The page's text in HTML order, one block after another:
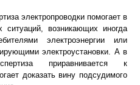
электропроводки помогает в
возникающих иногда
электроэнергии или
электроустановки. А в
приравнивается к
доказать вину подсудимого